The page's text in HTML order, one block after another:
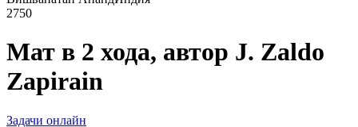
2750
Мат в 2 хода, автор J. Zaldo
Zapirain
Задачи онлайн